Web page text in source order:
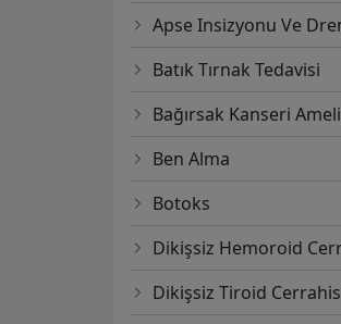
Apse Insizyonu Ve
Batık Tırnak Tedavisi
Bağırsak Kanseri
Ben Alma
Botoks
Dikişsiz Hemoroid
Dikişsiz Tiroid